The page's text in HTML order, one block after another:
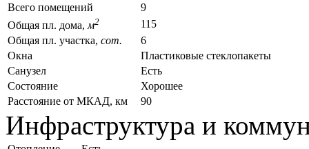
Всего помещений
9
Общая пл. дома, м2
115
Общая пл. участка, сот.
6
Окна
Пластиковые стеклопакеты
Санузел
Есть
Состояние
Хорошее
Расстояние от МКАД, км
90
Инфраструктура и